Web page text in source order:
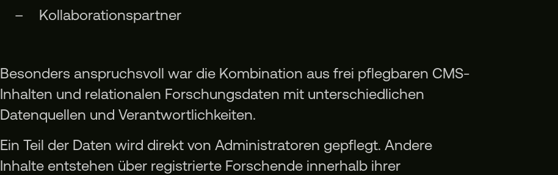
Kollaborationspartner
Besonders anspruchsvoll war die Kombination aus frei pflegbaren CMS-
Inhalten und relationalen Forschungsdaten mit unterschiedlichen
Datenquellen und Verantwortlichkeiten.
Ein Teil der Daten wird direkt von Administratoren gepflegt. Andere
Inhalte entstehen über registrierte Forschende innerhalb ihrer